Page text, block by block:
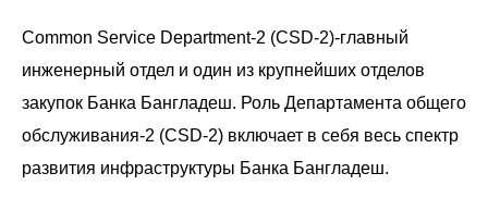
Common Service Department-2 (CSD-2)-главный
инженерный отдел и один из крупнейших отделов
закупок Банка Бангладеш. Роль Департамента общего
обслуживания-2 (CSD-2) включает в себя весь спектр
развития инфраструктуры Банка Бангладеш.